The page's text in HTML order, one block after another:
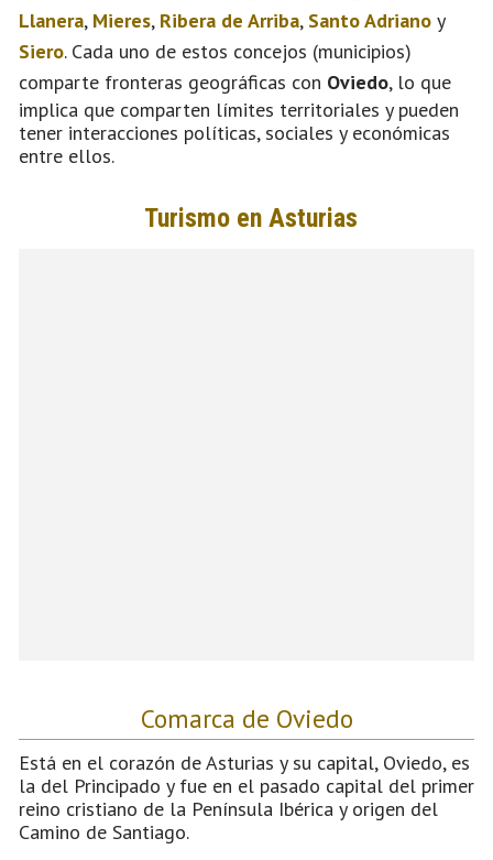
Llanera, Mieres, Ribera de Arriba, Santo Adriano y
Siero. Cada uno de estos concejos (municipios)
comparte fronteras geográficas con Oviedo, lo que
implica que comparten límites territoriales y pueden
tener interacciones políticas, sociales y económicas
entre ellos.
Comarca de Oviedo
Está en el corazón de Asturias y su capital, Oviedo, es
la del Principado y fue en el pasado capital del primer
reino cristiano de la Península Ibérica y origen del
Camino de Santiago.